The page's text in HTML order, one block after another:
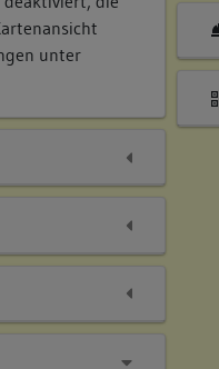
unter